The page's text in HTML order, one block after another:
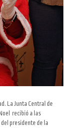
La Junta Central de
recibió a las
presidente de la